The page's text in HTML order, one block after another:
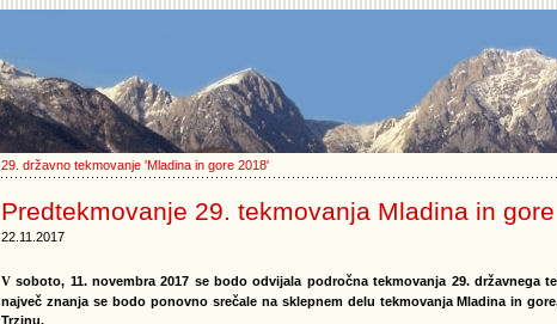
29. državno tekmovanje 'Mladina in gore 2018'
Predtekmovanje 29. tekmovanja Mladina in gore
22.11.2017
V soboto, 11. novembra 2017 se bodo odvijala področna tekmovanja 29. državnega
največ znanja se bodo ponovno srečale na sklepnem delu tekmovanja Mladina in
Trzinu.